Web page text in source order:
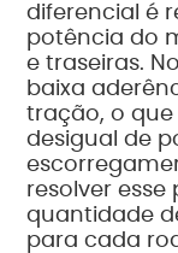
diferencial é
potência do
e traseiras.
baixa
tração, o
desigual de
resolver
quantidade
para cada